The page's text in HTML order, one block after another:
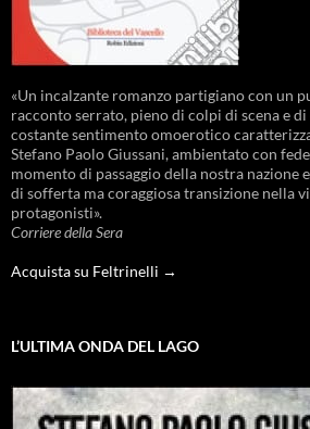
«Un incalzante romanzo partigiano con un
racconto serrato, pieno di colpi di scena e
costante sentimento omoerotico
Stefano Paolo Giussani, ambientato con
momento di passaggio della nostra nazione
di sofferta ma coraggiosa transizione nella
protagonisti».
Corriere della Sera
Acquista su Feltrinelli →
L’ULTIMA ONDA DEL LAGO